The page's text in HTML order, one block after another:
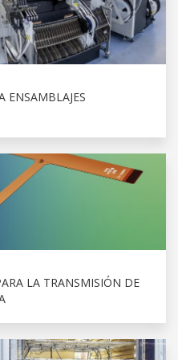
ENSAMBLAJES
LA TRANSMISIÓN DE